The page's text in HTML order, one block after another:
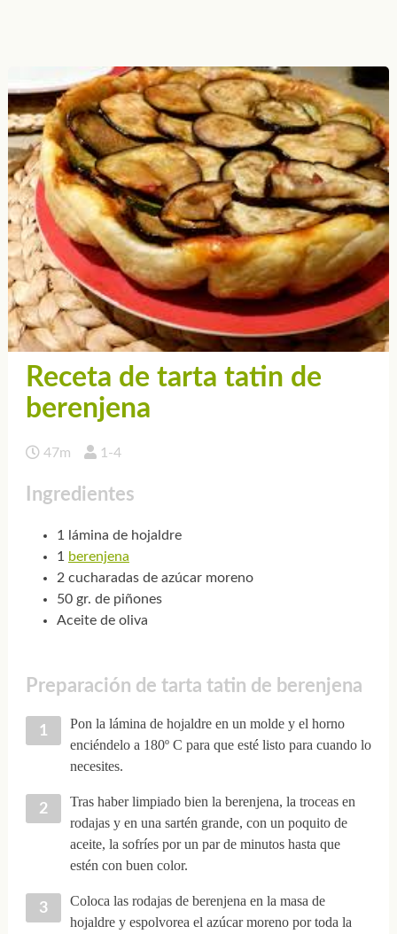
Receta de tarta tatin de
berenjena
47m 1-4
Ingredientes
1 lámina de hojaldre
1
berenjena
2 cucharadas de azúcar moreno
50 gr. de piñones
Aceite de oliva
Preparación de tarta tatin de berenjena
Pon la lámina de hojaldre en un molde y el horno
enciéndelo a 180º C para que esté listo para cuando lo
necesites.
Tras haber limpiado bien la berenjena, la troceas en
rodajas y en una sartén grande, con un poquito de
aceite, la sofríes por un par de minutos hasta que
estén con buen color.
Coloca las rodajas de berenjena en la masa de
hojaldre y espolvorea el azúcar moreno por toda la